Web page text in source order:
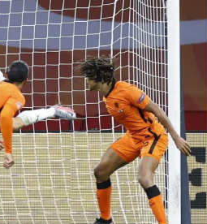
hry
Triatlon
Veslování
Vodní slalom
Volejbal
Ostatní